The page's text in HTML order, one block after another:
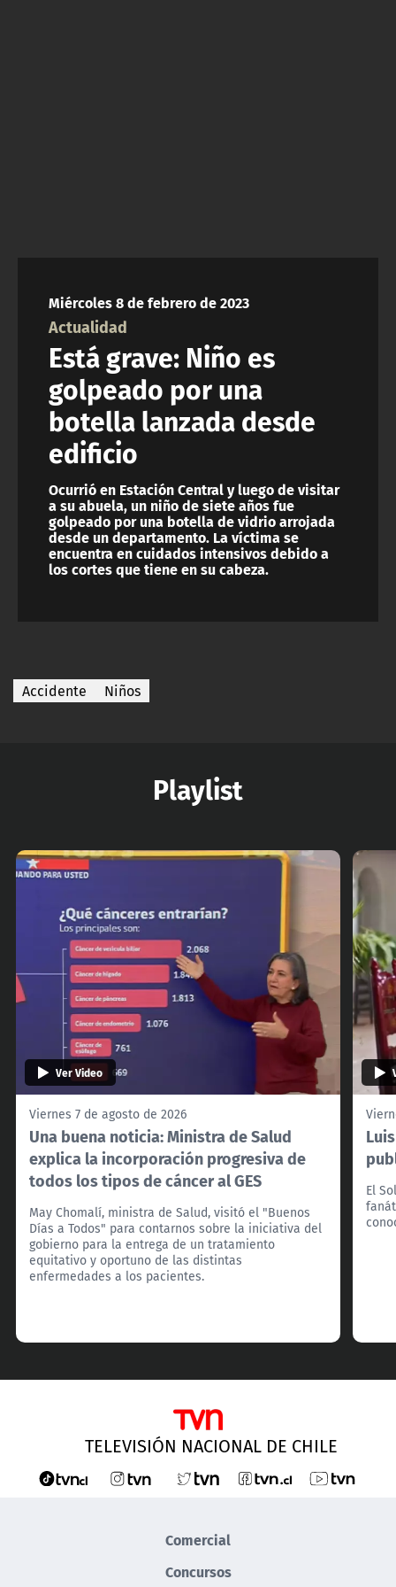
Miércoles 8 de febrero de 2023
Actualidad
Está grave: Niño es
golpeado por una
botella lanzada desde
edificio
Ocurrió en Estación Central y luego de visitar
a su abuela, un niño de siete años fue
golpeado por una botella de vidrio arrojada
desde un departamento. La víctima se
encuentra en cuidados intensivos debido a
los cortes que tiene en su cabeza.
Accidente Niños
Playlist
Ver Video
Viernes 7 de agosto de 2026
Una buena noticia: Ministra de Salud
explica la incorporación progresiva de
todos los tipos de cáncer al GES
May Chomalí, ministra de Salud, visitó el "Buenos
Días a Todos" para contarnos sobre la iniciativa del
gobierno para la entrega de un tratamiento
equitativo y oportuno de las distintas
enfermedades a los pacientes.
El
TELEVISIÓN NACIONAL DE CHILE
Comercial
Concursos